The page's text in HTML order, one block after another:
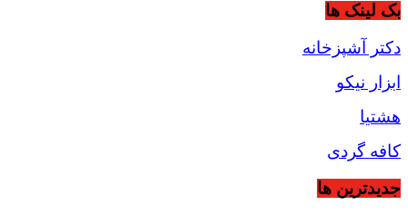
بک لینک ها
دکتر آشپزخانه
ابزار نیکو
هشتیا
کافه گردی
جديدترين ها